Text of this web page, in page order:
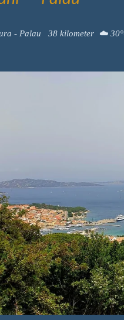
- Palau 38 kilometer ☁️